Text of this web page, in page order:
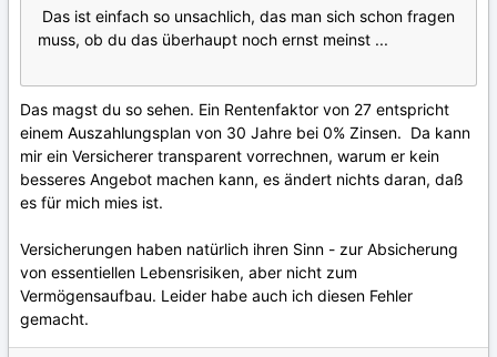
Das ist einfach so unsachlich, das man sich schon fragen
muss, ob du das überhaupt noch ernst meinst ...
Das magst du so sehen. Ein Rentenfaktor von 27 entspricht
einem Auszahlungsplan von 30 Jahre bei 0% Zinsen. Da kann
mir ein Versicherer transparent vorrechnen, warum er kein
besseres Angebot machen kann, es ändert nichts daran, daß
es für mich mies ist.
Versicherungen haben natürlich ihren Sinn - zur Absicherung
von essentiellen Lebensrisiken, aber nicht zum
Vermögensaufbau. Leider habe auch ich diesen Fehler
gemacht.